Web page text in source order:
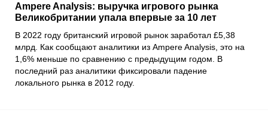
Ampere Analysis: выручка игрового рынка
Великобритании упала впервые за 10 лет
В 2022 году британский игровой рынок заработал £5,38
млрд. Как сообщают аналитики из Ampere Analysis , это на
1,6% меньше по сравнению с предыдущим годом. В
последний раз аналитики фиксировали падение
локального рынка в 2012 году.